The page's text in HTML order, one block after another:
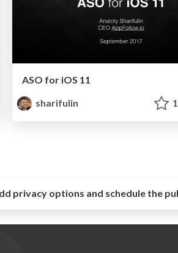
ASO for iOS 11
sharifulin
1
privacy options and schedule the